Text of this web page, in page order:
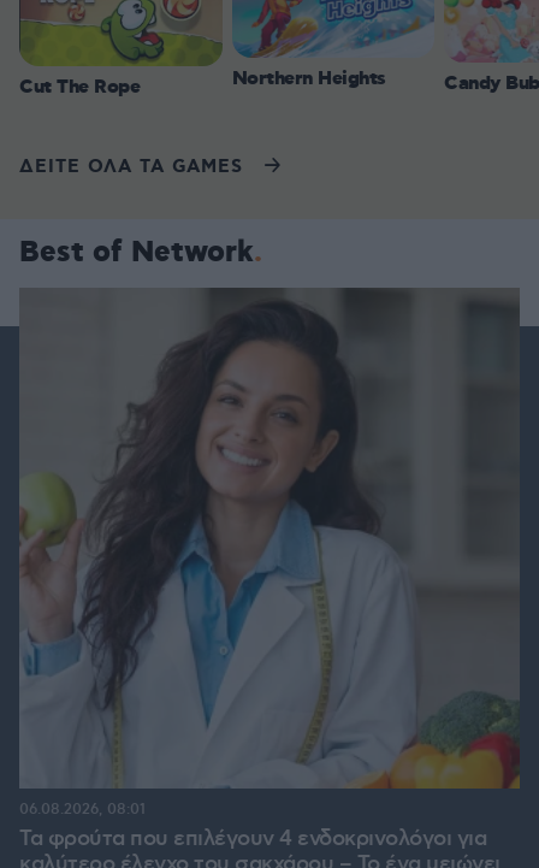
Cut The Rope Northern Heights Candy
ΔΕΙΤΕ ΟΛΑ ΤΑ GAMES
Best of Network
Τα φρούτα που επιλέγουν 4 ενδοκρινολόγοι για
06.08.2026, 08:01